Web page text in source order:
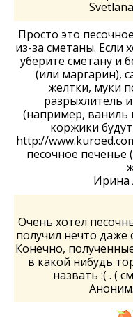
Svetlana
Просто это
из-за сметаны. Если
уберите сметану и
(или маргарин),
желтки, муки
разрыхлитель
(например, ваниль
коржики
http://
песочное печенье
Ирина
Очень хотел
получил нечто даже
Конечно,
в какой нибудь
назвать :( . (
Аноним.